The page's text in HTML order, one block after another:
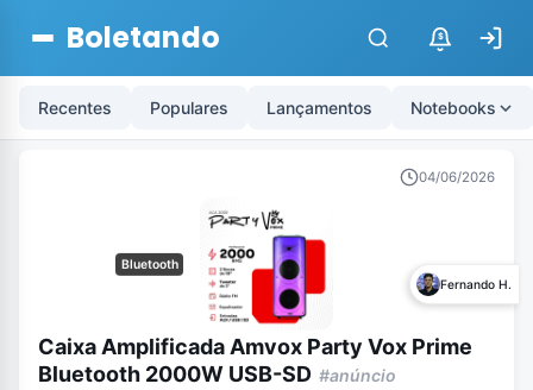
Boletando $
Recentes Populares Lançamentos Notebooks
04/06/2026
Bluetooth
Fernando H.
Caixa Amplificada Amvox Party Vox Prime
Bluetooth 2000W USB-SD #anúncio